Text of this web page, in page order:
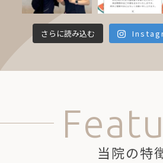
さらに読み込む
当院の特